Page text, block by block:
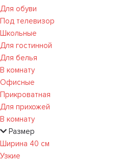
Для обуви
Под телевизор
Школьные
Для гостинной
Для белья
В комнату
Офисные
Прикроватная
Для прихожей
В комнату
Размер
Ширина 40 см
Узкие